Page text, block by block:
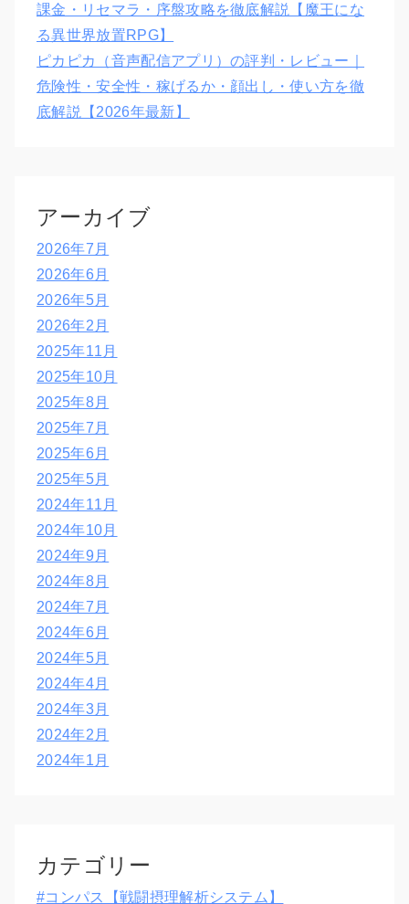
課金・リセマラ・序盤攻略を徹底解説【魔王にな
る異世界放置RPG】
ピカピカ（音声配信アプリ）の評判・レビュー｜
危険性・安全性・稼げるか・顔出し・使い方を徹
底解説【2026年最新】
アーカイブ
2026年7月
2026年6月
2026年5月
2026年2月
2025年11月
2025年10月
2025年8月
2025年7月
2025年6月
2025年5月
2024年11月
2024年10月
2024年9月
2024年8月
2024年7月
2024年6月
2024年5月
2024年4月
2024年3月
2024年2月
2024年1月
カテゴリー
#コンパス【戦闘摂理解析システム】